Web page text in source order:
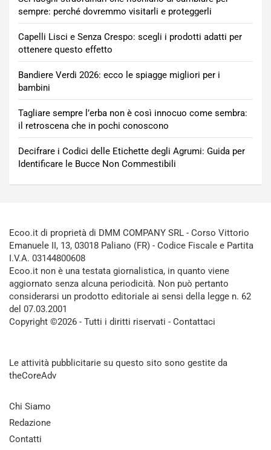
sempre: perché dovremmo visitarli e proteggerli
Capelli Lisci e Senza Crespo: scegli i prodotti adatti per
ottenere questo effetto
Bandiere Verdi 2026: ecco le spiagge migliori per i
bambini
Tagliare sempre l’erba non è così innocuo come sembra:
il retroscena che in pochi conoscono
Decifrare i Codici delle Etichette degli Agrumi: Guida per
Identificare le Bucce Non Commestibili
Ecoo.it di proprietà di DMM COMPANY SRL - Corso Vittorio
Emanuele II, 13, 03018 Paliano (FR) - Codice Fiscale e Partita
I.V.A. 03144800608
Ecoo.it non è una testata giornalistica, in quanto viene
aggiornato senza alcuna periodicità. Non può pertanto
considerarsi un prodotto editoriale ai sensi della legge n. 62
del 07.03.2001
Copyright ©2026 - Tutti i diritti riservati - Contattaci
Le attività pubblicitarie su questo sito sono gestite da
theCoreAdv
Chi Siamo
Redazione
Contatti